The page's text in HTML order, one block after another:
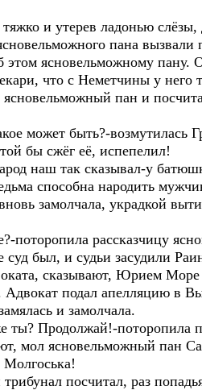
и утерев ладонью слёзы,
пана
этом ясновельможному пану.
что с Неметчины у него
пан и
может быть?-возмутилась
бы сжёг её, испепелил!
наш так сказывал-у
способна народить
замолчала, украдкой
поторопила рассказчицу
суд был, и судьи засудили
сказывают, Юрием
Адвокат подал апелляцию в
и замолчала.
ты? Продолжай!-поторопила
мол ясновельможный пан
посчитал, раз